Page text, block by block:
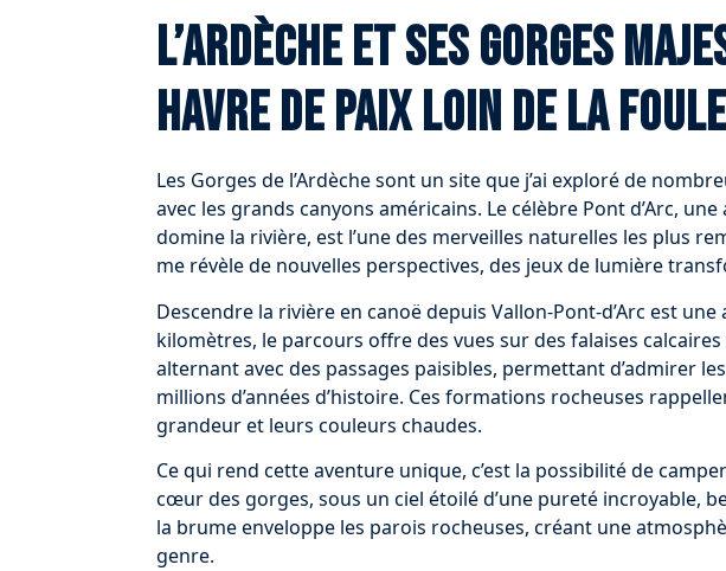
L’Ardèche et ses gorges
havre de paix loin de la foule
Les Gorges de l’Ardèche sont un site que j’ai exploré de
avec les grands canyons américains. Le célèbre Pont d’Arc,
domine la rivière, est l’une des merveilles naturelles les plus
me révèle de nouvelles perspectives, des jeux de lumière
Descendre la rivière en canoë depuis Vallon-Pont-d’Arc est
kilomètres, le parcours offre des vues sur des falaises
alternant avec des passages paisibles, permettant d’admirer
millions d’années d’histoire. Ces formations rocheuses
grandeur et leurs couleurs chaudes.
Ce qui rend cette aventure unique, c’est la possibilité de
cœur des gorges, sous un ciel étoilé d’une pureté incroyable,
la brume enveloppe les parois rocheuses, créant une
genre.